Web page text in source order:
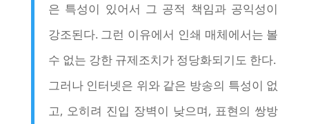
은 특성이 있어서 그 공적 책임과 공익성이
강조된다. 그런 이유에서 인쇄 매체에서는 볼
수 없는 강한 규제조치가 정당화되기도 한다.
그러나 인터넷은 위와 같은 방송의 특성이 없
고, 오히려 진입 장벽이 낮으며, 표현의 쌍방